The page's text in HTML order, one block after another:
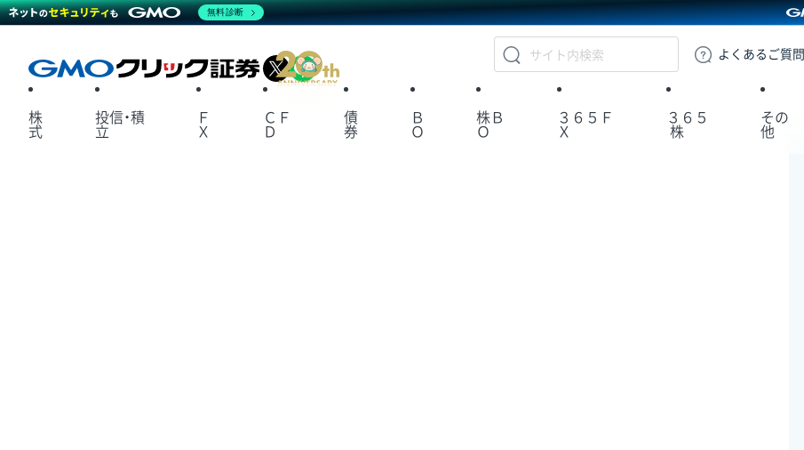
GMOクリック証券
よくある ご質問
X
株
式
投信・積
立
Ｆ
Ｘ
ＣＦ
Ｄ
債
券
Ｂ
Ｏ
株Ｂ
Ｏ
３６５Ｆ
Ｘ
３６５
株
その
他
無料診断